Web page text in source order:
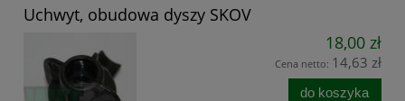
Uchwyt, obudowa dyszy SKOV
18,00 zł
Cena netto: 14,63 zł
do koszyka